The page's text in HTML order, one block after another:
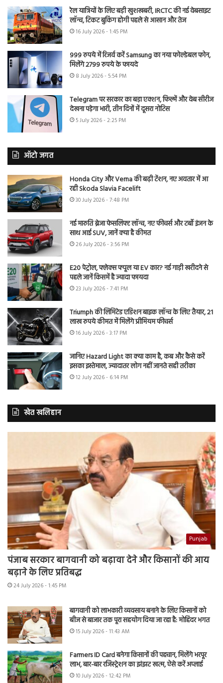
रेल यात्रियों के लिए बड़ी खुशखबरी, IRCTC की नई वेबसाइट
लॉन्च, टिकट बुकिंग होगी पहले से आसान और तेज
16 July 2026 - 1:45 PM
999 रुपये में रिजर्व करें Samsung का नया फोल्डेबल फोन,
मिलेंगे 2799 रुपये के फायदे
8 July 2026 - 5:54 PM
Telegram पर सरकार का बड़ा एक्शन, फिल्में और वेब सीरीज
देखना पड़ेगा भारी, तीन दिनों में दूसरा नोटिस
5 July 2026 - 2:25 PM
ऑटो जगत
Honda City और Verna की बढ़ी टेंशन, नए अवतार में आ
रही Skoda Slavia Facelift
30 July 2026 - 7:48 PM
नई मारुति ब्रेजा फेसलिफ्ट लॉन्च, नए फीचर्स और टर्बो इंजन के
साथ आई SUV, जानें क्या है कीमत
26 July 2026 - 3:56 PM
E20 पेट्रोल, फ्लेक्स फ्यूल या EV कार? नई गाड़ी खरीदने से
पहले जानें किसमें है ज्यादा फायदा
23 July 2026 - 7:41 PM
Triumph की लिमिटेड एडिशन बाइक लॉन्च के लिए तैयार, 21
लाख रुपये कीमत में मिलेंगे प्रीमियम फीचर्स
16 July 2026 - 3:17 PM
जानिए Hazard Light का क्या काम है, कब और कैसे करें
इसका इस्तेमाल, ज्यादातर लोग नहीं जानते सही तरीका
12 July 2026 - 6:14 PM
खेत खलिहान
Punjab
पंजाब सरकार बागवानी को बढ़ावा देने और किसानों की आय
बढ़ाने के लिए प्रतिबद्ध
24 July 2026 - 1:45 PM
बागवानी को लाभकारी व्यवसाय बनाने के लिए किसानों को
बीज से बाजार तक पूरा सहयोग दिया जा रहा है: मोहिंदर भगत
15 July 2026 - 11:43 AM
Farmers ID Card बनेगा किसानों की पहचान, मिलेंगे भरपूर
लाभ, बार-बार रजिस्ट्रेशन का झंझट खत्म, ऐसे करें अप्लाई
10 July 2026 - 12:42 PM